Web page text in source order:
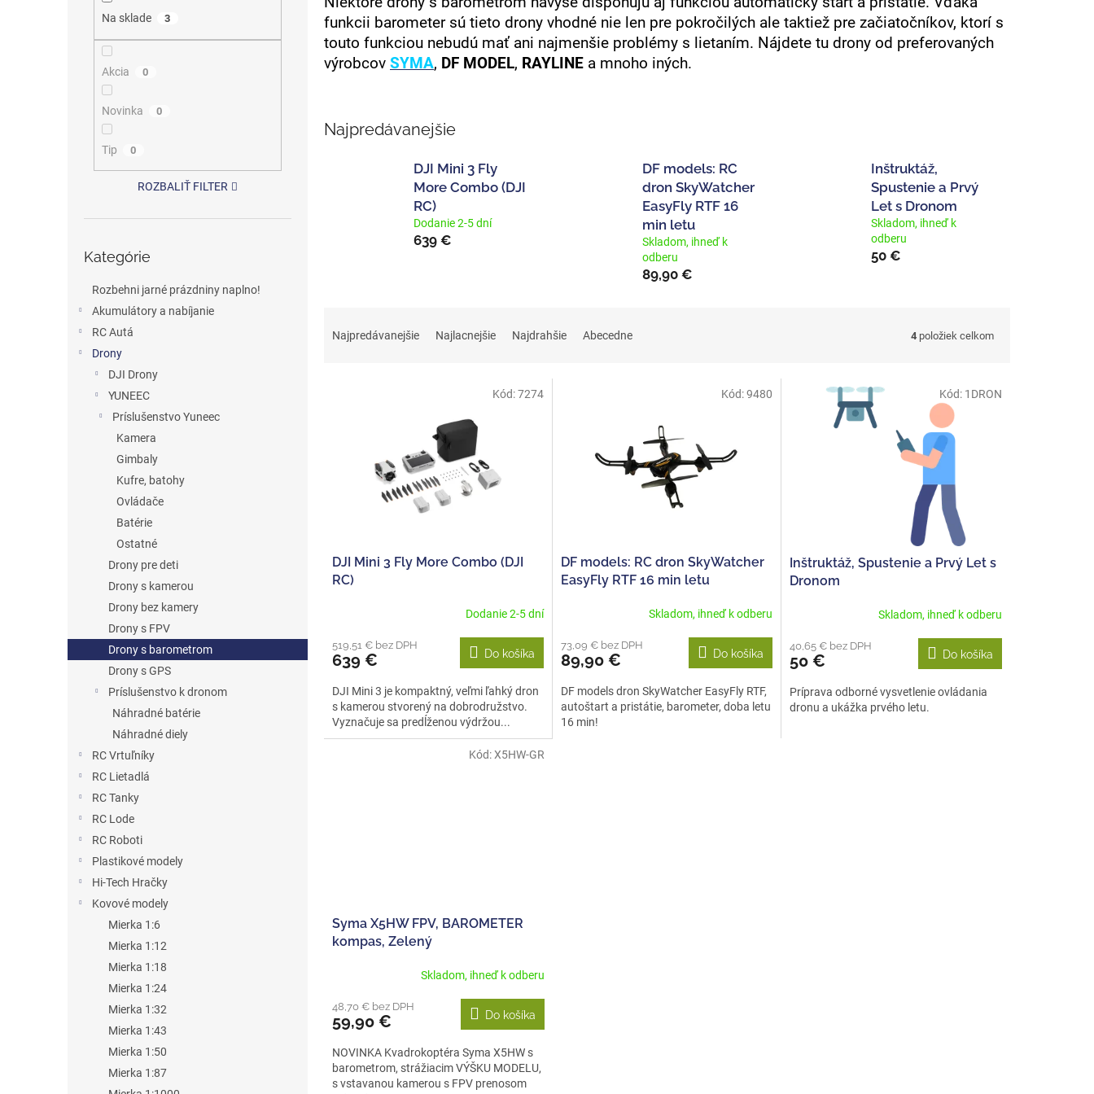
Na sklade 3
Akcia 0
Novinka 0
Tip 0
ROZBALIŤ FILTER
kategórie
Kategórie
Rozbehni jarné prázdniny naplno!
Akumulátory a nabíjanie
RC Autá
Drony
DJI Drony
YUNEEC
Príslušenstvo Yuneec
Kamera
Gimbaly
Kufre, batohy
Ovládače
Batérie
Ostatné
Drony pre deti
Drony s kamerou
Drony bez kamery
Drony s FPV
Drony s barometrom
Drony s GPS
Príslušenstvo k dronom
Náhradné batérie
Náhradné diely
RC Vrtuľníky
RC Lietadlá
RC Tanky
RC Lode
RC Roboti
Plastikové modely
Hi-Tech Hračky
Kovové modely
Mierka 1:6
Mierka 1:12
Mierka 1:18
Mierka 1:24
Mierka 1:32
Mierka 1:43
Mierka 1:50
Mierka 1:87
funkcii barometer sú tieto drony vhodné nie len pre pokročilých ale taktiež pre začiatočníkov, ktorí s
touto funkciou nebudú mať ani najmenšie problémy s lietaním. Nájdete tu drony od preferovaných
výrobcov SYMA, DF MODEL, RAYLINE a mnoho iných.
Najpredávanejšie
DJI Mini 3 Fly
More Combo (DJI
RC)
Dodanie 2-5 dní
639 €
DF models: RC
dron SkyWatcher
EasyFly RTF 16
min letu
Skladom, ihneď k
odberu
89,90 €
Inštruktáž,
Spustenie a Prvý
Let s Dronom
Skladom, ihneď k
odberu
50 €
Najpredávanejšie Najlacnejšie Najdrahšie Abecedne 4 položiek celkom
DJI Mini 3 Fly More Combo (DJI
RC)
Dodanie 2-5 dní
519,51 € bez DPH
639 € Do košíka
DJI Mini 3 je kompaktný, veľmi ľahký dron
s kamerou stvorený na dobrodružstvo.
Vyznačuje sa predĺženou výdržou...
Kód:7274
DF models: RC dron SkyWatcher
EasyFly RTF 16 min letu
Skladom, ihneď k odberu
73,09 € bez DPH
89,90 € Do košíka
DF models dron SkyWatcher EasyFly RTF,
autoštart a pristátie, barometer, doba letu
16 min!
Kód:9480
Inštruktáž, Spustenie a Prvý Let s
Dronom
Skladom, ihneď k odberu
40,65 € bez DPH
50 € Do košíka
Príprava odborné vysvetlenie ovládania
dronu a ukážka prvého letu.
Kód: 1DRON
Syma X5HW FPV, BAROMETER
kompas, Zelený
produktu
je
z
5
hviezdičiek.
Skladom, ihneď k odberu
48,70 € bez DPH
59,90 € Do košíka
NOVINKA Kvadrokoptéra Syma X5HW s
barometrom, strážiacim VÝŠKU MODELU,
s vstavanou kamerou s FPV prenosom
Kód:X5HW-GR